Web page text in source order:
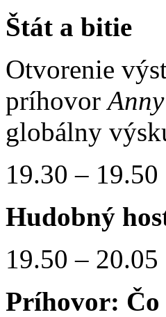
Štát a bitie
Otvorenie
príhovor
globálny
19.30 – 19.50
Hudobný
19.50 – 20.05
Príhovor: Čo